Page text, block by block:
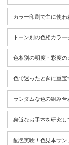
カラー印刷で主に使わ
トーン別の色相カラー
色相別の明度・彩度の
色で迷ったときに重
ランダムな色の組み合
身近なお手本を研究し
配色実験！色見本サン